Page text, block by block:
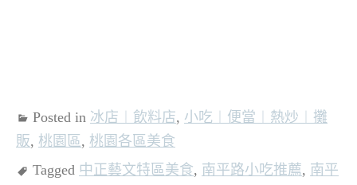
Posted in 冰店︱飲料店, 小吃︱便當︱熱炒︱攤
販, 桃園區, 桃園各區美食
Tagged 中正藝文特區美食, 南平路小吃推薦, 南平